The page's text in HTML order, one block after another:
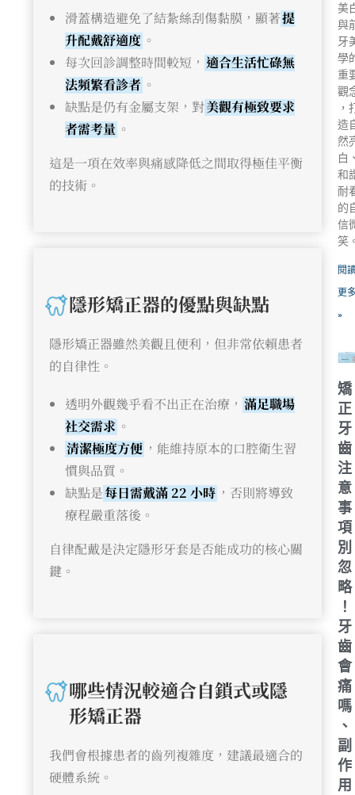
滑蓋構造避免了結紮絲刮傷黏膜，顯著提
升配戴舒適度 。
每次回診調整時間較短， 適合生活忙碌無
法頻繁看診者 。
缺點是仍有金屬支架，對美觀有極致要求
者需考量 。
這是一項在效率與痛感降低之間取得極佳平衡
的技術。
隱形矯正器的優點與缺點
隱形矯正器雖然美觀且便利，但非常依賴患者
的自律性。
透明外觀幾乎看不出正在治療， 滿足職場
社交需求 。
清潔極度方便 ，能維持原本的口腔衛生習
慣與品質。
缺點是每日需戴滿 22 小時 ，否則將導致
療程嚴重落後。
自律配戴是決定隱形牙套是否能成功的核心關
鍵。
哪些情況較適合自鎖式或隱
形矯正器
我們會根據患者的齒列複雜度，建議最適合的
硬體系統。
美
與
牙
學
重
觀
，
造
然
白
和
耐
的
信
笑
閱
更
»
矯
正
牙
齒
注
意
事
項
別
忽
略
！
牙
齒
會
痛
嗎
、
副
作
用